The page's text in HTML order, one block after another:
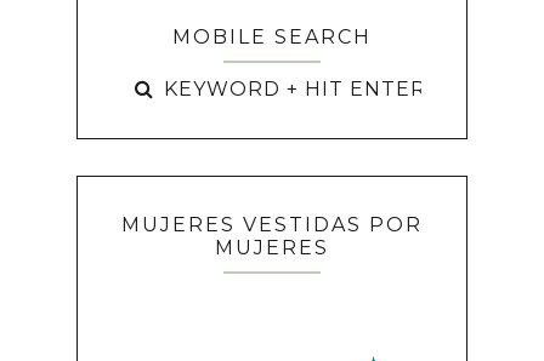
MOBILE SEARCH
MUJERES VESTIDAS POR
MUJERES